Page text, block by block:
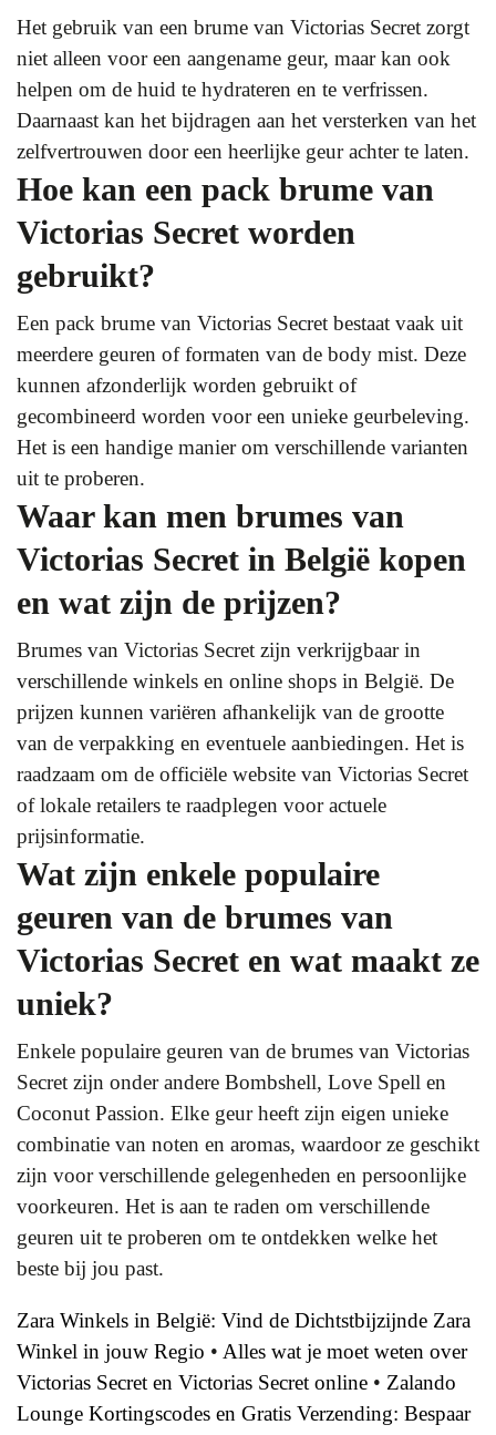
Het gebruik van een brume van Victorias Secret zorgt
niet alleen voor een aangename geur, maar kan ook
helpen om de huid te hydrateren en te verfrissen.
Daarnaast kan het bijdragen aan het versterken van het
zelfvertrouwen door een heerlijke geur achter te laten.
Hoe kan een pack brume van
Victorias Secret worden
gebruikt?
Een pack brume van Victorias Secret bestaat vaak uit
meerdere geuren of formaten van de body mist. Deze
kunnen afzonderlijk worden gebruikt of
gecombineerd worden voor een unieke geurbeleving.
Het is een handige manier om verschillende varianten
uit te proberen.
Waar kan men brumes van
Victorias Secret in België kopen
en wat zijn de prijzen?
Brumes van Victorias Secret zijn verkrijgbaar in
verschillende winkels en online shops in België. De
prijzen kunnen variëren afhankelijk van de grootte
van de verpakking en eventuele aanbiedingen. Het is
raadzaam om de officiële website van Victorias Secret
of lokale retailers te raadplegen voor actuele
prijsinformatie.
Wat zijn enkele populaire
geuren van de brumes van
Victorias Secret en wat maakt ze
uniek?
Enkele populaire geuren van de brumes van Victorias
Secret zijn onder andere Bombshell, Love Spell en
Coconut Passion. Elke geur heeft zijn eigen unieke
combinatie van noten en aromas, waardoor ze geschikt
zijn voor verschillende gelegenheden en persoonlijke
voorkeuren. Het is aan te raden om verschillende
geuren uit te proberen om te ontdekken welke het
beste bij jou past.
Zara Winkels in België: Vind de Dichtstbijzijnde Zara
Winkel in jouw Regio • Alles wat je moet weten over
Victorias Secret en Victorias Secret online • Zalando
Lounge Kortingscodes en Gratis Verzending: Bespaar